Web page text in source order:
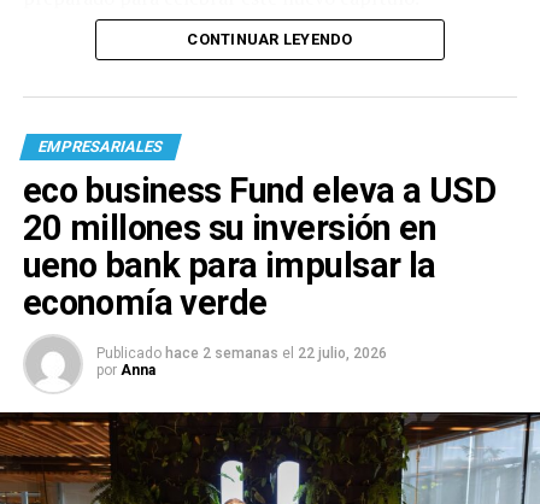
CONTINUAR LEYENDO
EMPRESARIALES
eco business Fund eleva a USD
20 millones su inversión en
ueno bank para impulsar la
economía verde
Publicado hace 2 semanas el 22 julio, 2026
por Anna